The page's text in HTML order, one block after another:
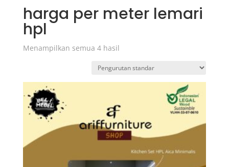
harga per meter lemari
hpl
Menampilkan semua 4 hasil